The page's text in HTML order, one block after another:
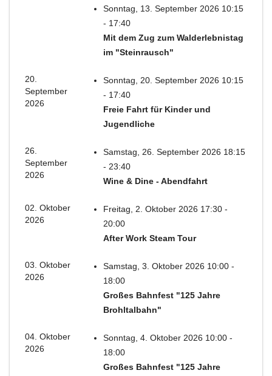
Sonntag, 13. September 2026 10:15
- 17:40
Mit dem Zug zum Walderlebnistag
im "Steinrausch"
20.
September
2026
Sonntag, 20. September 2026 10:15
- 17:40
Freie Fahrt für Kinder und
Jugendliche
26.
September
2026
Samstag, 26. September 2026 18:15
- 23:40
Wine & Dine - Abendfahrt
02. Oktober
2026
Freitag, 2. Oktober 2026 17:30 -
20:00
After Work Steam Tour
03. Oktober
2026
Samstag, 3. Oktober 2026 10:00 -
18:00
Großes Bahnfest "125 Jahre
Brohltalbahn"
04. Oktober
2026
Sonntag, 4. Oktober 2026 10:00 -
18:00
Großes Bahnfest "125 Jahre